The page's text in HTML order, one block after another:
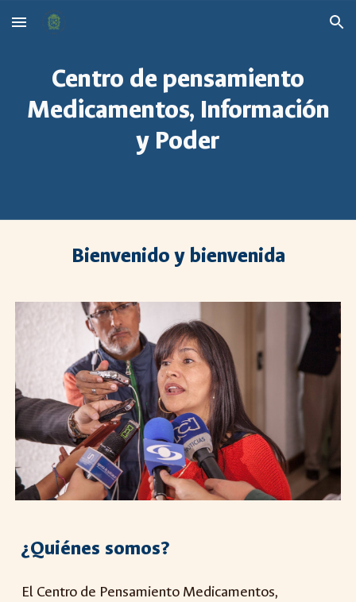
Skip to main content Skip to navigation
Centro de pensamiento
Medicamentos, Información
y Poder
Bienvenido y bienvenida
¿Quiénes somos?
El Centro de Pensamiento Medicamentos,